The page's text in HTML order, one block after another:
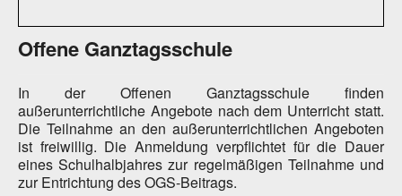
Offene Ganztagsschule
In der Offenen Ganztagsschule finden
außerunterrichtliche Angebote nach dem Unterricht statt.
Die Teilnahme an den außerunterrichtlichen Angeboten
ist freiwillig. Die Anmeldung verpflichtet für die Dauer
eines Schulhalbjahres zur regelmäßigen Teilnahme und
zur Entrichtung des OGS-Beitrags.